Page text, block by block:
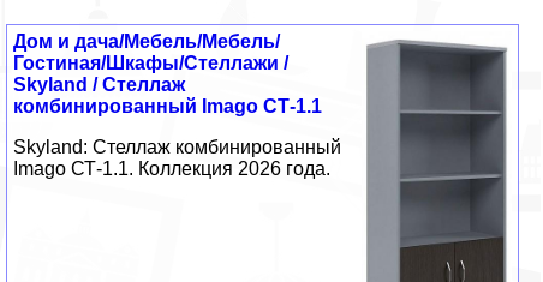
Дом и дача/Мебель/Мебель/
Гостиная/Шкафы/Стеллажи /
Skyland / Стеллаж
комбинированный Imago СТ-1.1
Skyland: Стеллаж комбинированный
Imago СТ-1.1. Коллекция 2026 года.